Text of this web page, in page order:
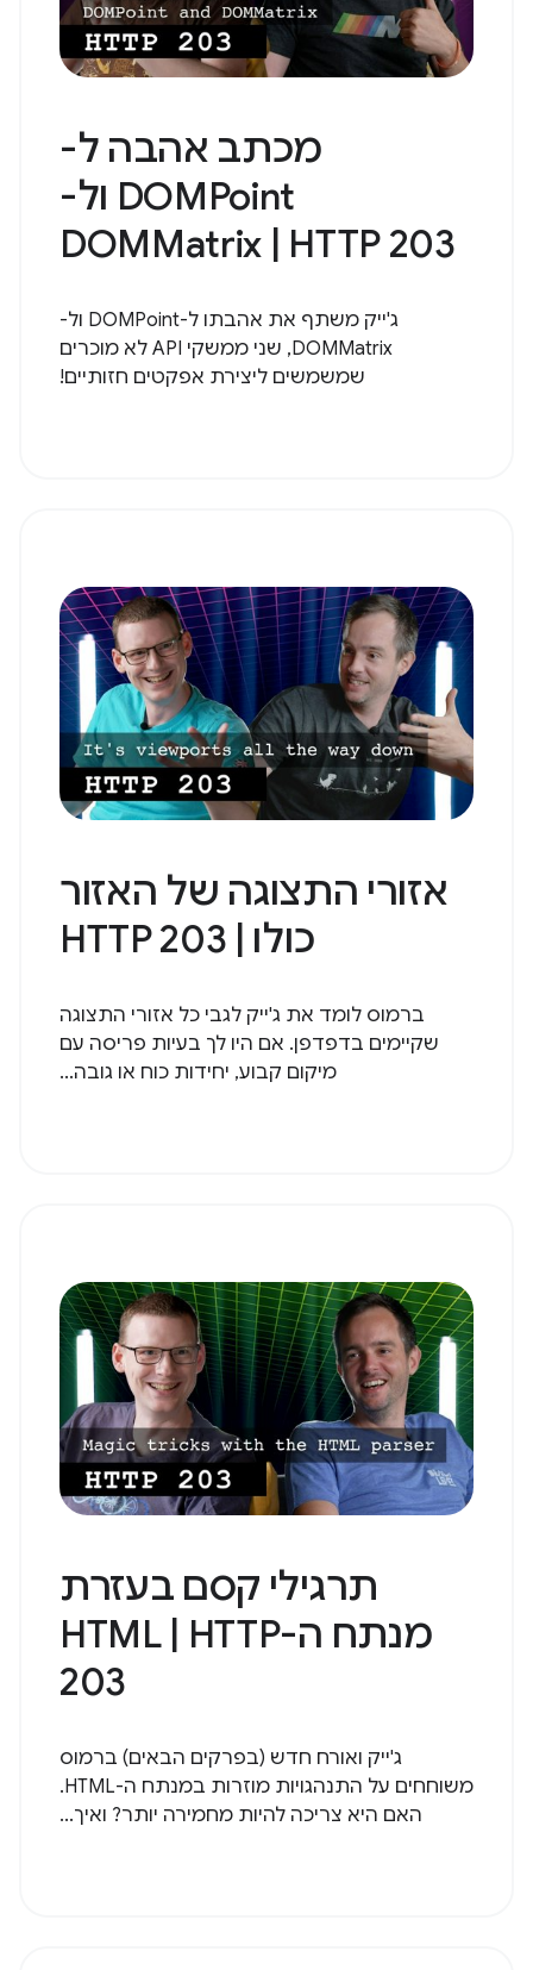
מכתב אהבה ל-
DOMPoint ול-
DOMMatrix | HTTP 203
ג'ייק משתף את אהבתו ל-DOMPoint ול-
DOMMatrix, שני ממשקי API לא מוכרים
שמשמשים ליצירת אפקטים חזותיים!
אזורי התצוגה של האזור
כולו | HTTP 203
ברמוס לומד את ג'ייק לגבי כל אזורי התצוגה
שקיימים בדפדפן. אם היו לך בעיות פריסה עם
מיקום קבוע, יחידות כוח או גובה...
תרגילי קסם בעזרת
מנתח ה-HTML | HTTP
203
ג'ייק ואורח חדש (בפרקים הבאים) ברמוס
משוחחים על התנהגויות מוזרות במנתח ה-HTML.
האם היא צריכה להיות מחמירה יותר? ואיך...